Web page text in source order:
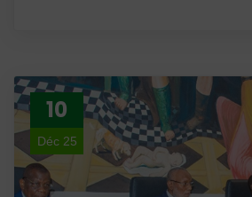
10
Déc 25